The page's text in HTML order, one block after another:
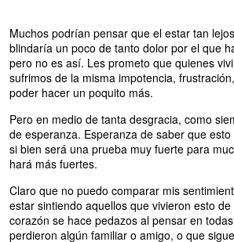
Muchos podrían pensar que el estar tan
blindaría un poco de tanto dolor por el que
pero no es así. Les prometo que quienes
sufrimos de la misma impotencia,
poder hacer un poquito más.
Pero en medio de tanta desgracia, como
de esperanza. Esperanza de saber que
si bien será una prueba muy fuerte para
hará más fuertes.
Claro que no puedo comparar mis
estar sintiendo aquellos que vivieron esto
corazón se hace pedazos al pensar en
perdieron algún familiar o amigo, o que